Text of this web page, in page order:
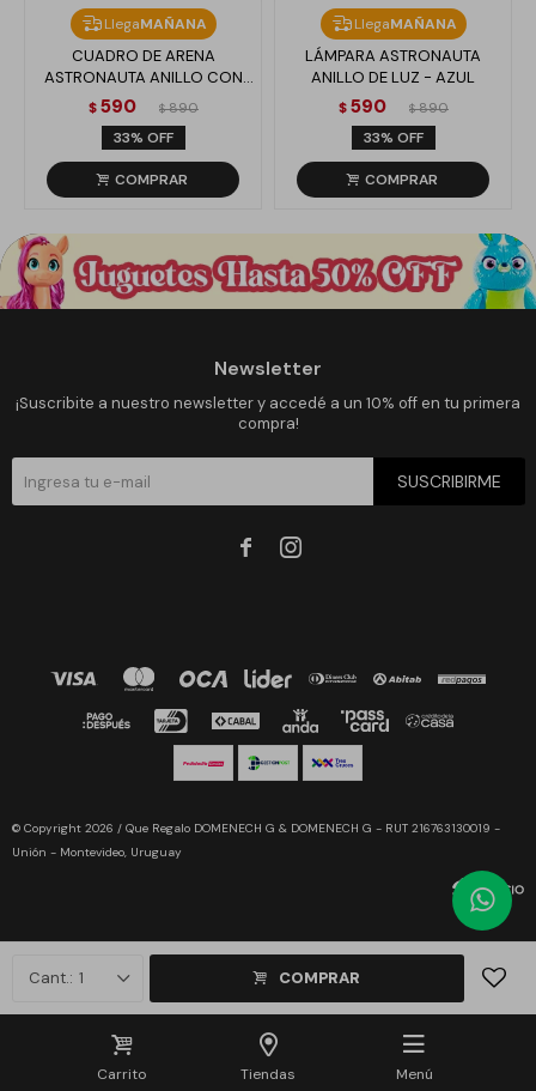
Carrito Tiendas Menú
1 COMPRAR
LlegaMAÑANA
CUADRO DE ARENA
ASTRONAUTA ANILLO CON
LUZ - AZUL
$ 590 $ 890
33
LlegaMAÑANA
LÁMPARA ASTRONAUTA
ANILLO DE LUZ - AZUL
$ 590 $ 890
33
Newsletter
¡Suscribite a nuestro newsletter y accedé a un 10% off en tu primera
compra!
SUSCRIBIRME
 
© Copyright 2026 / Que Regalo DOMENECH G & DOMENECH G - RUT 216763130019 -
Unión - Montevideo, Uruguay